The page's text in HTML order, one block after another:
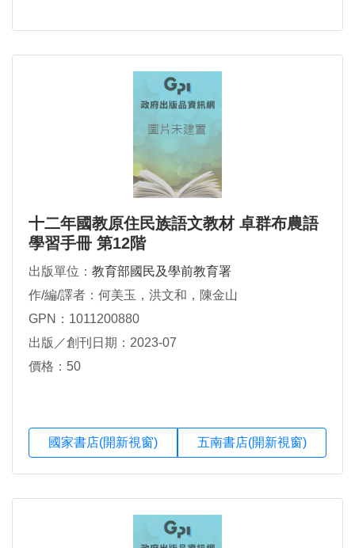
十二年國教原住民族語文教材 卓群布農語
學習手冊 第12階
出版單位： 教育部國民及學前教育署
作/編/譯者：何美玉，洪文和，陳金山
GPN：1011200880
出版／創刊日期：2023-07
價格：50
國家書店(開新視窗) 五南書店(開新視窗)